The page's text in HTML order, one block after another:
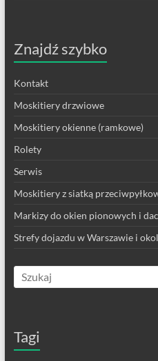
Znajdź szybko
Kontakt
Moskitiery drzwiowe
Moskitiery okienne (ramkowe)
Rolety
Serwis
Moskitiery z siatką
Markizy do okien pionowych i
Strefy dojazdu w Warszawie i
Tagi